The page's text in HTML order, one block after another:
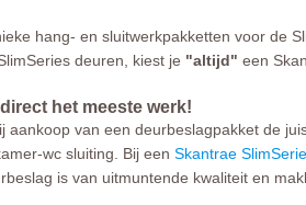
hang- en sluitwerkpakketten voor de
deuren, kiest je "altijd" een
het meeste werk!
aankoop van een deurbeslagpakket de
wc sluiting. Bij een Skantrae
is van uitmuntende kwaliteit en